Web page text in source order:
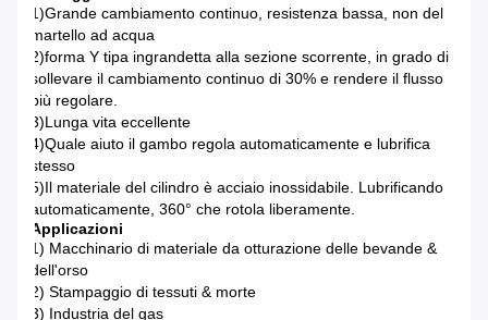
1)Grande cambiamento continuo, resistenza bassa, non del
martello ad acqua
2)forma Y tipa ingrandetta alla sezione scorrente, in grado di
sollevare il cambiamento continuo di 30% e rendere il flusso
più regolare.
3)Lunga vita eccellente
4)Quale aiuto il gambo regola automaticamente e lubrifica
stesso
5)Il materiale del cilindro è acciaio inossidabile. Lubrificando
automaticamente, 360° che rotola liberamente.
Applicazioni
1) Macchinario di materiale da otturazione delle bevande &
dell'orso
2) Stampaggio di tessuti & morte
3) Industria del gas